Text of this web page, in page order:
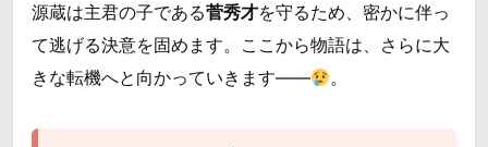
源蔵は主君の子である菅秀才を守るため、密かに伴っ
て逃げる決意を固めます。ここから物語は、さらに大
きな転機へと向かっていきます――
。